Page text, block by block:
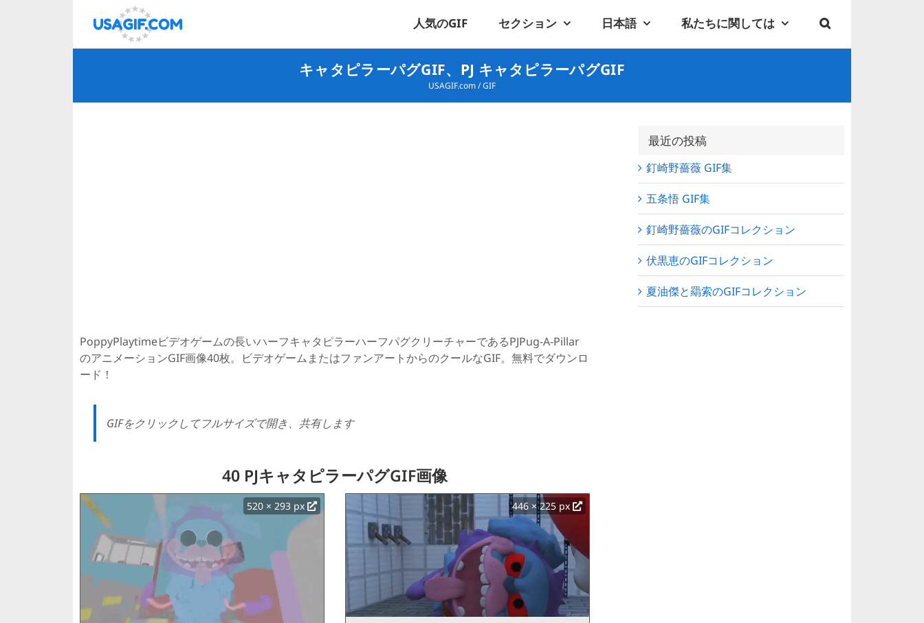
人気のGIF セクション 日本語 私たちに関しては
キャタピラーパグGIF、PJ キャタピラーパグGIF
USAGIF.com/GIF
PoppyPlaytimeビデオゲームの長いハーフキャタピラーハーフパグクリーチャーであるPJPug-A-Pillar
のアニメーションGIF画像40枚。ビデオゲームまたはファンアートからのクールなGIF。無料でダウンロ
ード！
GIFをクリックしてフルサイズで開き、共有します
40 PJキャタピラーパグGIF画像
520 × 293 px 446 × 225 px
最近の投稿
釘崎野薔薇 GIF集
五条悟 GIF集
釘崎野薔薇のGIFコレクション
伏黒恵のGIFコレクション
夏油傑と羂索のGIFコレクション